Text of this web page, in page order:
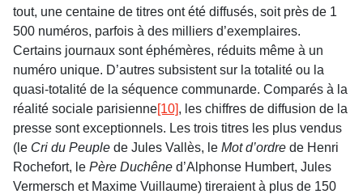
tout, une centaine de titres ont été diffusés, soit près de 1
500 numéros, parfois à des milliers d’exemplaires.
Certains journaux sont éphémères, réduits même à un
numéro unique. D’autres subsistent sur la totalité ou la
quasi-totalité de la séquence communarde. Comparés à la
réalité sociale parisienne[10], les chiffres de diffusion de la
presse sont exceptionnels. Les trois titres les plus vendus
(le Cri du Peuple de Jules Vallès, le Mot d’ordre de Henri
Rochefort, le Père Duchêne d’Alphonse Humbert, Jules
Vermersch et Maxime Vuillaume) tireraient à plus de 150